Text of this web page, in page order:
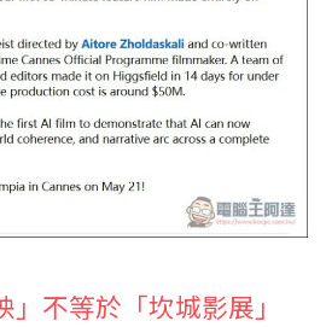
不等於「坎城影展」